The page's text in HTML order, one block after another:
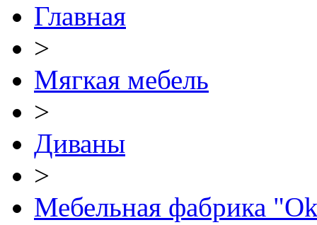
Главная
>
Мягкая мебель
>
Диваны
>
Мебельная фабрика